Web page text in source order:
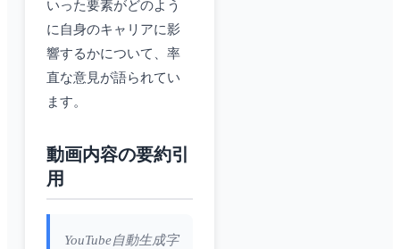
いった要素がどのよう
に自身のキャリアに影
響するかについて、率
直な意見が語られてい
ます。
動画内容の要約引
用
YouTube自動生成字